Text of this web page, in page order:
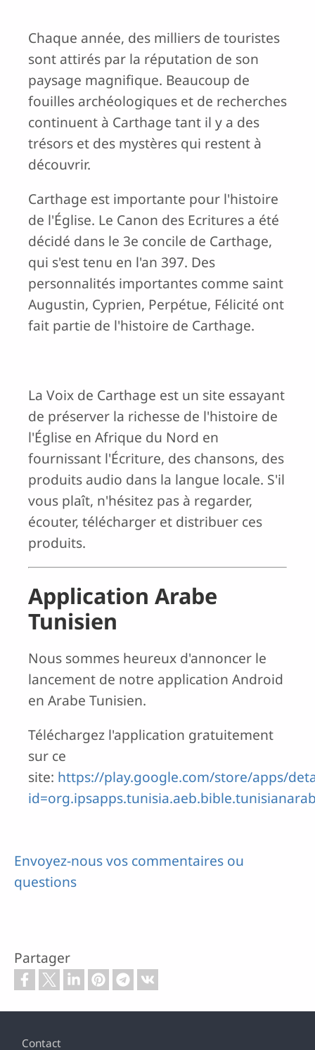
Chaque année, des milliers de touristes
sont attirés par la réputation de son
paysage magnifique. Beaucoup de
fouilles archéologiques et de recherches
continuent à Carthage tant il y a des
trésors et des mystères qui restent à
découvrir.
Carthage est importante pour l'histoire
de l'Église. Le Canon des Ecritures a été
décidé dans le 3e concile de Carthage,
qui s'est tenu en l'an 397. Des
personnalités importantes comme saint
Augustin, Cyprien, Perpétue, Félicité ont
fait partie de l'histoire de Carthage.
La Voix de Carthage est un site essayant
de préserver la richesse de l'histoire de
l'Église en Afrique du Nord en
fournissant l'Écriture, des chansons, des
produits audio dans la langue locale. S'il
vous plaît, n'hésitez pas à regarder,
écouter, télécharger et distribuer ces
produits.
Application Arabe
Tunisien
Nous sommes heureux d'annoncer le
lancement de notre application Android
en Arabe Tunisien.
Téléchargez l'application gratuitement
sur ce
site: https://play.google.com/store/apps/
Envoyez-nous vos commentaires ou
questions
Partager
Contact